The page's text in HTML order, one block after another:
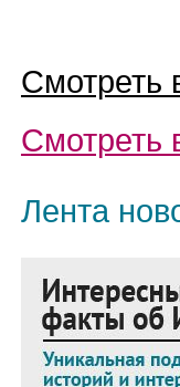
Смотреть
Смотреть
Лента